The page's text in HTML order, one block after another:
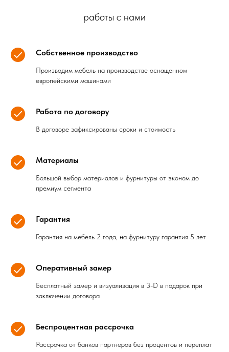
работы с нами
Собственное производство
Производим мебель на производстве оснащенном
европейскими машинами
Работа по договору
В договоре зафиксированы сроки и стоимость
Материалы
Большой выбор материалов и фурнитуры от эконом до
премиум сегмента
Гарантия
Гарантия на мебель 2 года, на фурнитуру гарантия 5 лет
Оперативный замер
Бесплатный замер и визуализация в 3-D в подарок при
заключении договора
Беспроцентная рассрочка
Рассрочка от банков партнеров без процентов и переплат